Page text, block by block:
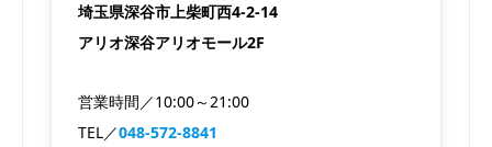
埼玉県深谷市上柴町西4-2-14
アリオ深谷アリオモール2F
営業時間／10:00～21:00
TEL／048-572-8841